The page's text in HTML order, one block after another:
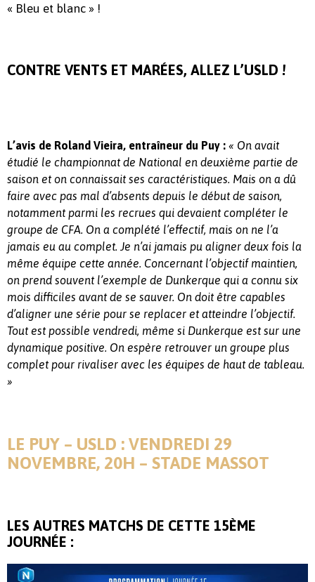
« Bleu et blanc » !
CONTRE VENTS ET MARÉES, ALLEZ L’USLD !
L’avis de Roland Vieira, entraîneur du Puy : « On avait
étudié le championnat de National en deuxième partie de
saison et on connaissait ses caractéristiques. Mais on a dû
faire avec pas mal d’absents depuis le début de saison,
notamment parmi les recrues qui devaient compléter le
groupe de CFA. On a complété l’effectif, mais on ne l’a
jamais eu au complet. Je n’ai jamais pu aligner deux fois la
même équipe cette année. Concernant l’objectif maintien,
on prend souvent l’exemple de Dunkerque qui a connu six
mois difficiles avant de se sauver. On doit être capables
d’aligner une série pour se replacer et atteindre l’objectif.
Tout est possible vendredi, même si Dunkerque est sur une
dynamique positive. On espère retrouver un groupe plus
complet pour rivaliser avec les équipes de haut de tableau.
»
LE PUY – USLD : VENDREDI 29
NOVEMBRE, 20H – STADE MASSOT
LES AUTRES MATCHS DE CETTE 15ÈME
JOURNÉE :